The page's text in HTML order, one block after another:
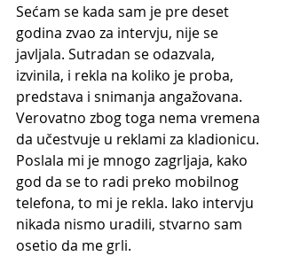
Sećam se kada sam je pre deset
godina zvao za intervju, nije se
javljala. Sutradan se odazvala,
izvinila, i rekla na koliko je proba,
predstava i snimanja angažovana.
Verovatno zbog toga nema vremena
da učestvuje u reklami za kladionicu.
Poslala mi je mnogo zagrljaja, kako
god da se to radi preko mobilnog
telefona, to mi je rekla. Iako intervju
nikada nismo uradili, stvarno sam
osetio da me grli.